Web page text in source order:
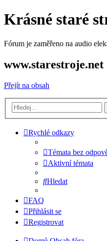
Krásné staré
Fórum je zaměřeno na audio
www.starestroje.net
Přejít na obsah
Rychlé odkazy
Témata bez
Aktivní témata
Hledat
FAQ
Přihlásit se
Registrovat